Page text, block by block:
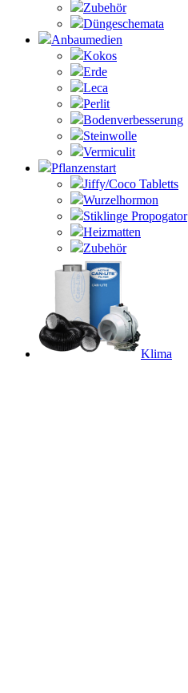
Zubehör
Düngeschemata
Anbaumedien
Kokos
Erde
Leca
Perlit
Bodenverbesserung
Steinwolle
Vermiculit
Pflanzenstart
Jiffy/Coco Tabletts
Wurzelhormon
Stiklinge Propogator
Heizmatten
Zubehör
Klima